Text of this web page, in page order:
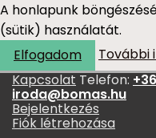
A honlapunk
(sütik) használatát.
Elfogadom
További
Kapcsolat Telefon:
iroda@bomas.hu
Bejelentkezés
Fiók létrehozása